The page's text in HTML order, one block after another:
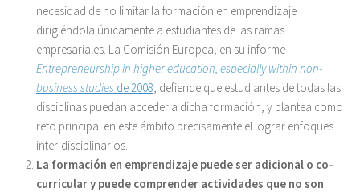
necesidad de no limitar la formación en emprendizaje
dirigiéndola únicamente a estudiantes de las ramas
empresariales. La Comisión Europea, en su informe
Entrepreneurship in higher education, especially within non-
business studies de 2008, defiende que estudiantes de todas las
disciplinas puedan acceder a dicha formación, y plantea como
reto principal en este ámbito precisamente el lograr enfoques
inter-disciplinarios.
La formación en emprendizaje puede ser adicional o co-
curricular y puede comprender actividades que no son